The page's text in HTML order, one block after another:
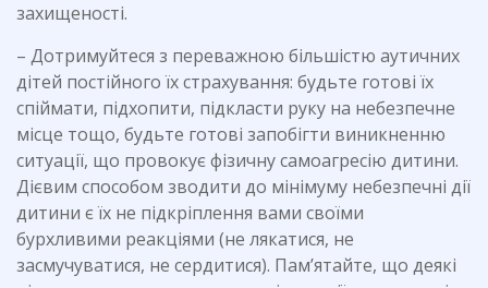
захищеності.
– Дотримуйтеся з переважною більшістю аутичних
дітей постійного їх страхування: будьте готові їх
спіймати, підхопити, підкласти руку на небезпечне
місце тощо, будьте готові запобігти виникненню
ситуації, що провокує фізичну самоагресію дитини.
Дієвим способом зводити до мінімуму небезпечні дії
дитини є їх не підкріплення вами своїми
бурхливими реакціями (не лякатися, не
засмучуватися, не сердитися). Пам’ятайте, що деякі